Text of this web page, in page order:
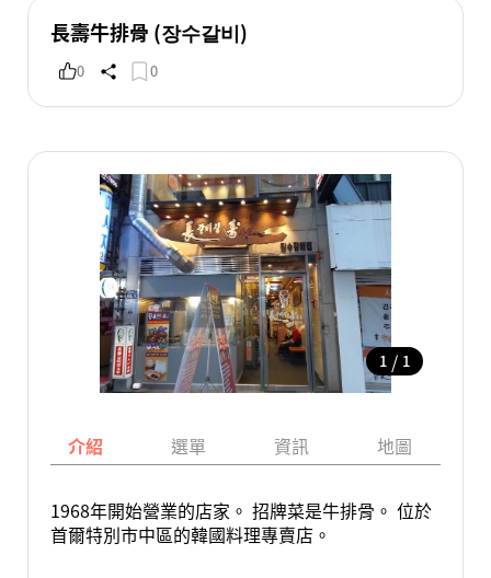
長壽牛排骨 (장수갈비)
0 0
1 / 1
介紹 選單 資訊 地圖
1968年開始營業的店家。 招牌菜是牛排骨。 位於
首爾特別市中區的韓國料理專賣店。